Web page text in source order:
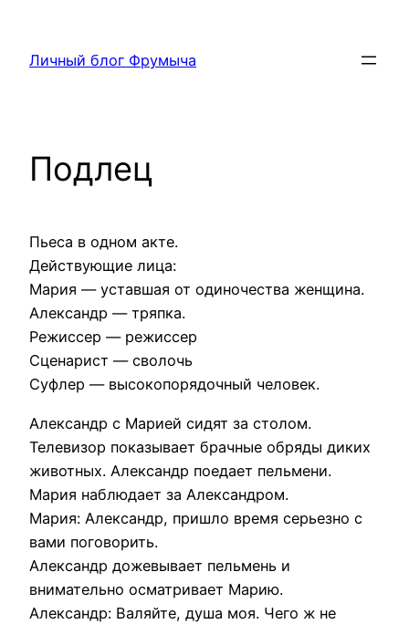
содержимому
Личный блог Фрумыча
Подлец
Пьеса в одном акте.
Действующие лица:
Мария — уставшая от одиночества женщина.
Александр — тряпка.
Режиссер — режиссер
Сценарист — сволочь
Суфлер — высокопорядочный человек.
Александр с Марией сидят за столом.
Телевизор показывает брачные обряды диких
животных. Александр поедает пельмени.
Мария наблюдает за Александром.
Мария: Александр, пришло время серьезно с
вами поговорить.
Александр дожевывает пельмень и
внимательно осматривает Марию.
Александр: Валяйте, душа моя. Чего ж не